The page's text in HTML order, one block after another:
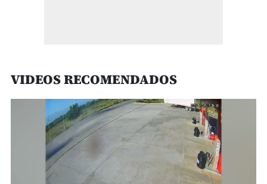
VIDEOS RECOMENDADOS